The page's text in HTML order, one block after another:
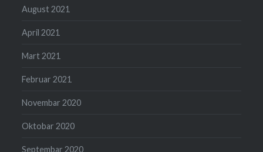
August 2021
April 2021
Mart 2021
Februar 2021
Novembar 2020
Oktobar 2020
Septembar 2020